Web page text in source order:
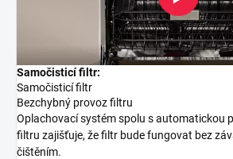
Samočisticí filtr:
Samočisticí filtr
Bezchybný provoz filtru
Oplachovací systém spolu s automatickou
filtru zajišťuje, že filtr bude fungovat bez
čištěním.